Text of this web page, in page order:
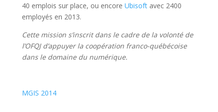
40 emplois sur place, ou encore Ubisoftavec 2400
employés en 2013.
Cette mission s’inscrit dans le cadre de la volonté de
l’OFQJ d’appuyer la coopération franco-québécoise
dans le domaine du numérique.
MGIS 2014